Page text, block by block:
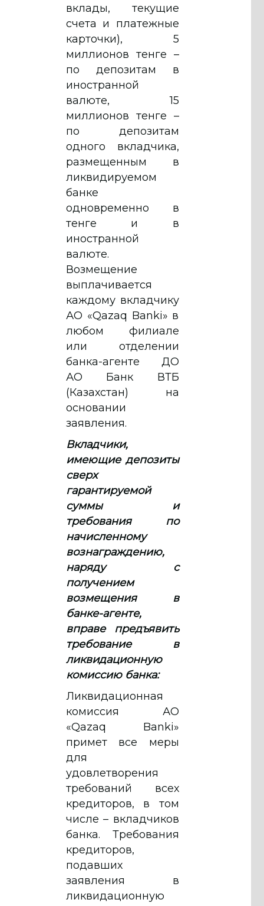
вклады, текущие
счета и платежные
карточки), 5
миллионов тенге –
по депозитам в
иностранной
валюте, 15
миллионов тенге –
по депозитам
одного вкладчика,
размещенным в
ликвидируемом
банке
одновременно в
тенге и в
иностранной
валюте.
Возмещение
выплачивается
каждому вкладчику
АО «Qazaq Banki» в
любом филиале
или отделении
банка-агенте ДО
АО Банк ВТБ
(Казахстан) на
основании
заявления.
Вкладчики,
имеющие депозиты
сверх
гарантируемой
суммы и
требования по
начисленному
вознаграждению,
наряду с
получением
возмещения в
банке-агенте,
вправе предъявить
требование в
ликвидационную
комиссию банка:
Ликвидационная
комиссия АО
«Qazaq Banki»
примет все меры
для
удовлетворения
требований всех
кредиторов, в том
числе – вкладчиков
банка. Требования
кредиторов,
подавших
заявления в
ликвидационную